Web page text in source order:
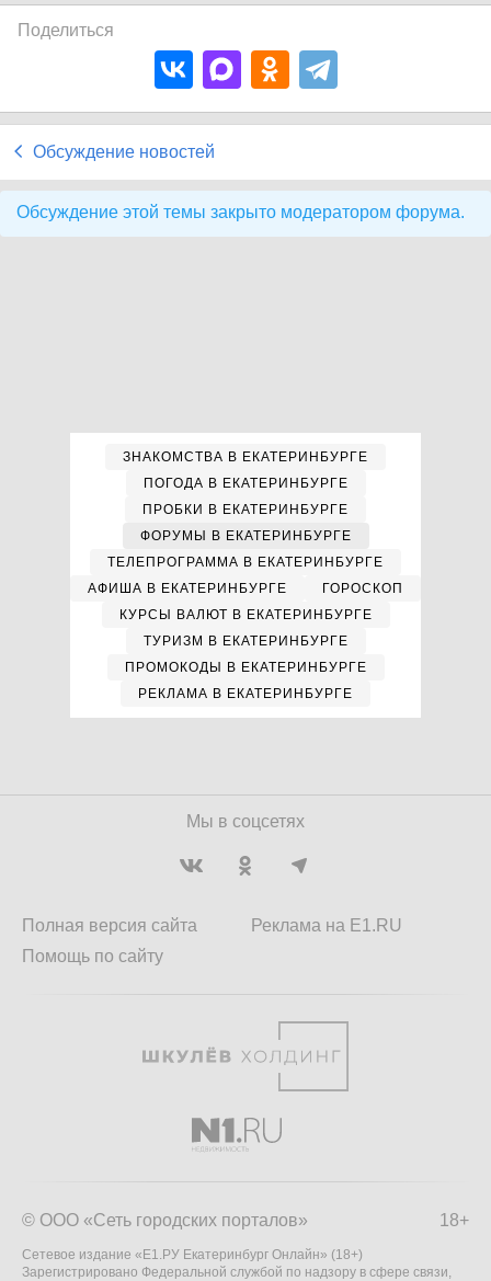
Поделиться
Обсуждение новостей
Обсуждение этой темы закрыто модератором форума.
ЗНАКОМСТВА В ЕКАТЕРИНБУРГЕ
ПОГОДА В ЕКАТЕРИНБУРГЕ
ПРОБКИ В ЕКАТЕРИНБУРГЕ
ФОРУМЫ В ЕКАТЕРИНБУРГЕ
ТЕЛЕПРОГРАММА В ЕКАТЕРИНБУРГЕ
АФИША В ЕКАТЕРИНБУРГЕ
ГОРОСКОП
КУРСЫ ВАЛЮТ В ЕКАТЕРИНБУРГЕ
ТУРИЗМ В ЕКАТЕРИНБУРГЕ
ПРОМОКОДЫ В ЕКАТЕРИНБУРГЕ
РЕКЛАМА В ЕКАТЕРИНБУРГЕ
Мы в соцсетях
Полная версия сайта
Помощь по сайту
Реклама на E1.RU
18+
© ООО «Сеть городских порталов»
Сетевое издание «Е1.РУ Екатеринбург Онлайн» (18+)
Зарегистрировано Федеральной службой по надзору в сфере связи,